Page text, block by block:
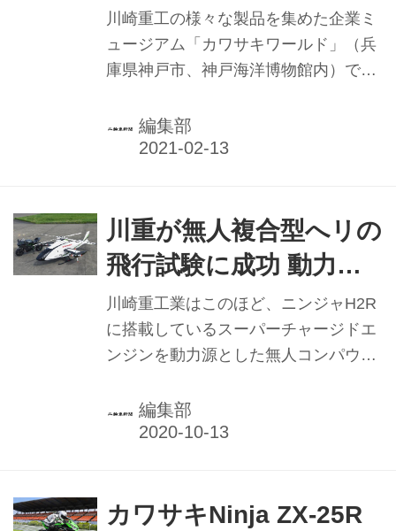
耐参戦予定車も披露
川崎重工の様々な製品を集めた企業ミ
ュージアム「カワサキワールド」（兵
庫県神戸市、神戸海洋博物館内）で
展を2月9日より開催し、広く話題を集
めている。開催期間は2月28日まで。
編集部
川重が無人複合型へリの
飛行試験に成功 動力源
はニンジャH2R搭載の
エンジン
川崎重工業はこのほど、ニンジャH2R
に搭載しているスーパーチャージドエ
ンジンを動力源とした無人コンパウン
行試験に成功した。
編集部
カワサキNinja ZX-25R